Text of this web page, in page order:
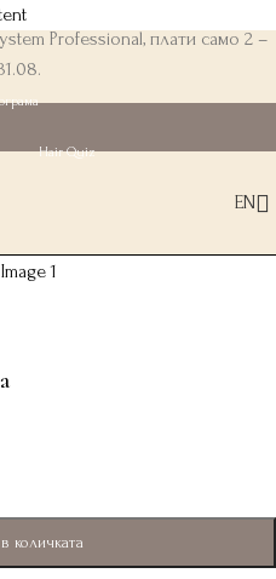
Professional, плати само 2 –
Hair Quiz
EN
количката